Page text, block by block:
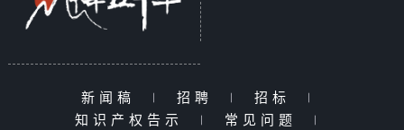
新闻稿 | 招聘 | 招标
|
知识产权告示
| 常见问题
|